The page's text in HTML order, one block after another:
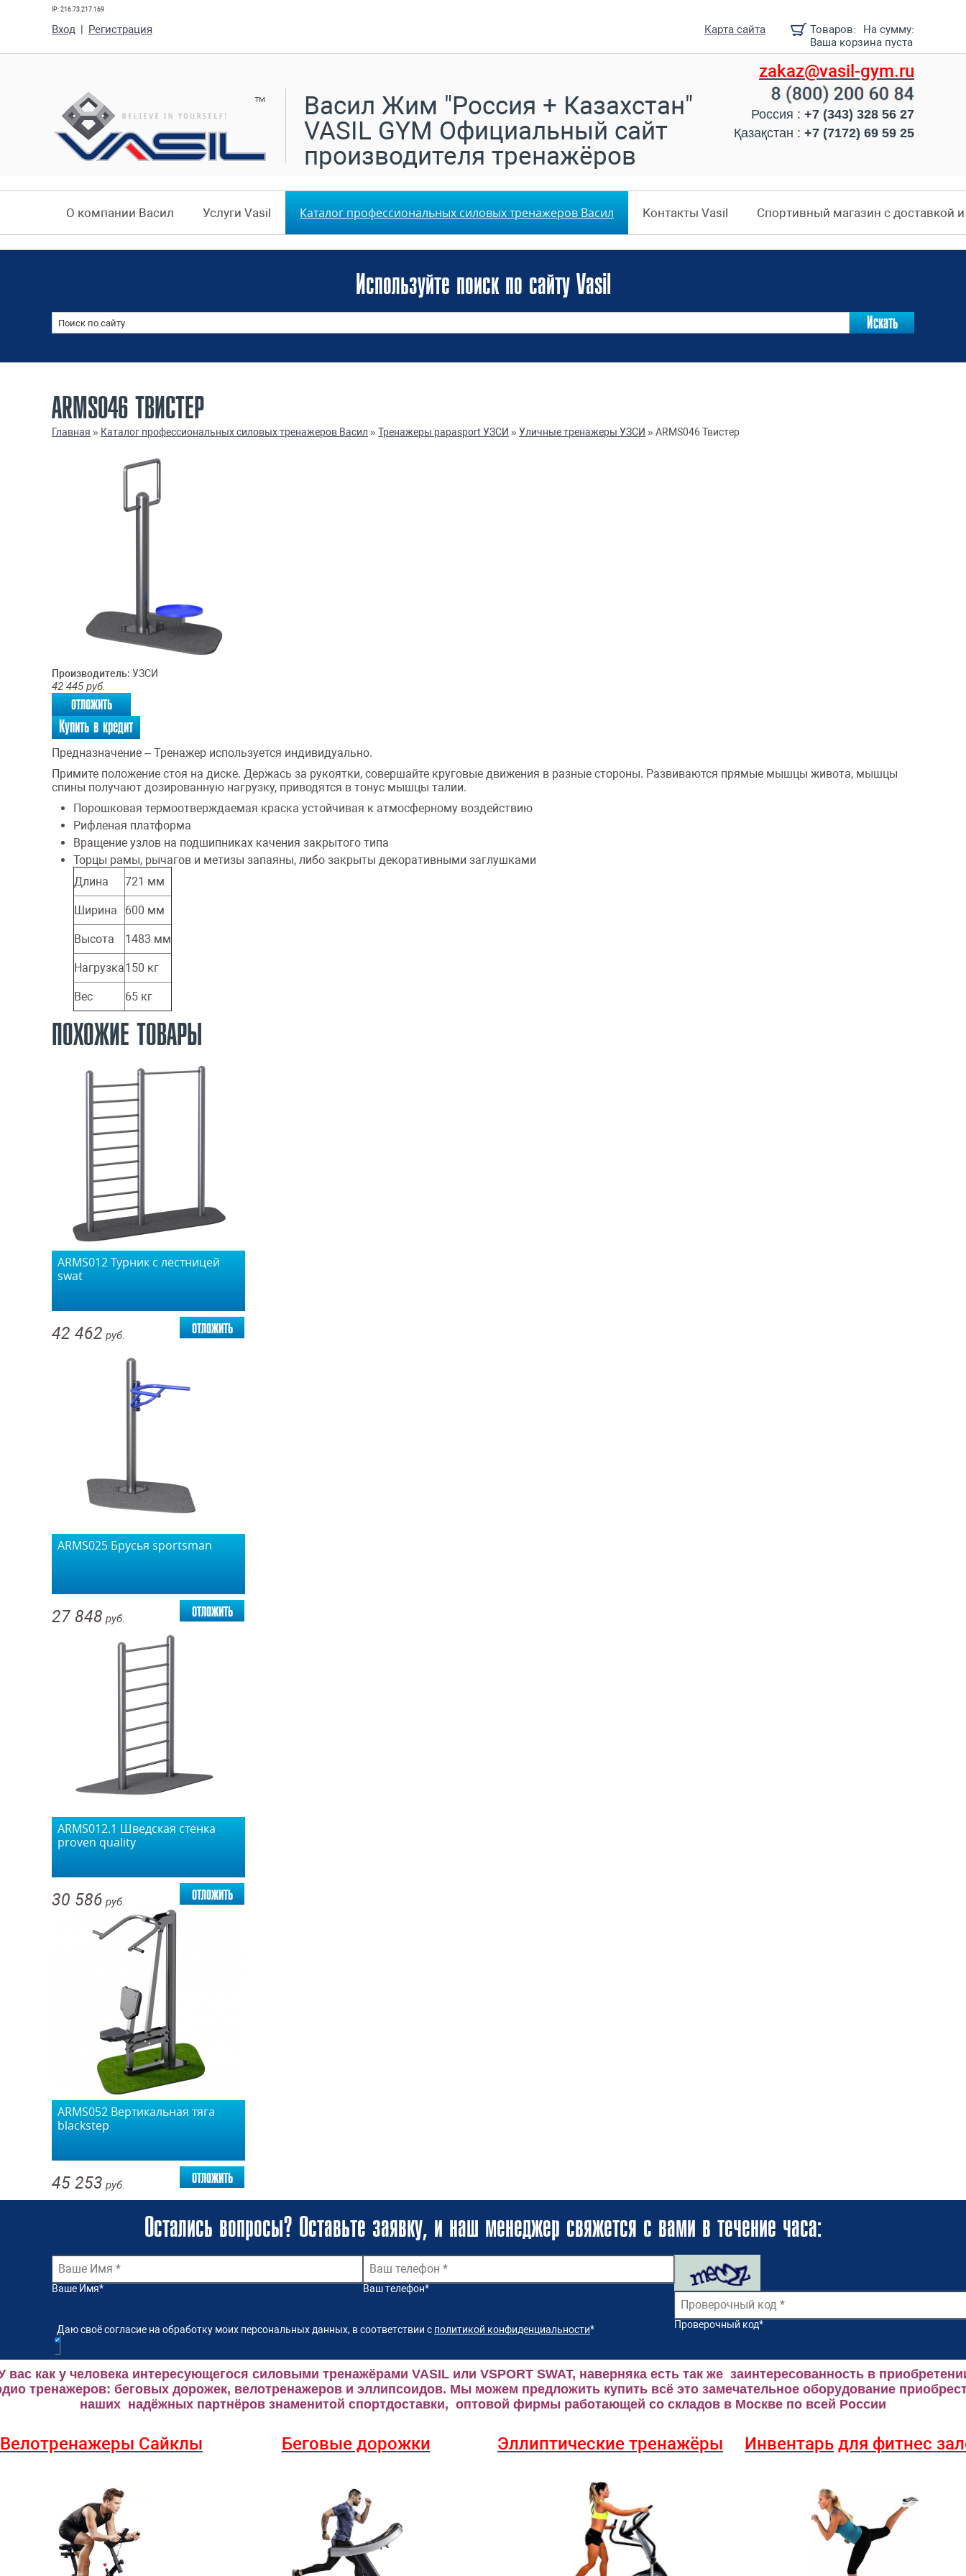
IP: 216.73.217.169
Товаров:
На сумму:
Ваша корзина пуста
Карта сайта
Вход | Регистрация
zakaz@vasil-gym.ru
Россия : +7 (343) 328 56 27
Қазақстан : +7 (7172) 69 59 25
Васил Жим "Россия + Казахстан"
VASIL GYM Официальный сайт
производителя тренажёров
О компании Васил Услуги Vasil Каталог профессиональных силовых тренажеров Васил Контакты Vasil Спортивный магазин с доставкой
Используйте поиск по сайту Vasil
ARMS046 ТВИСТЕР
Главная » Каталог профессиональных силовых тренажеров Васил »Тренажеры papasport УЗСИ »Уличные тренажеры УЗСИ »ARMS046 Твистер
Производитель: УЗСИ
42 445 руб.
отложить
Купить в кредит
Предназначение – Тренажер используется индивидуально.
Примите положение стоя на диске. Держась за рукоятки, совершайте круговые движения в разные стороны. Развиваются прямые мышцы живота, мышцы
спины получают дозированную нагрузку, приводятся в тонус мышцы талии.
Порошковая термоотверждаемая краска устойчивая к атмосферному воздействию
Рифленая платформа
Вращение узлов на подшипниках качения закрытого типа
Торцы рамы, рычагов и метизы запаяны, либо закрыты декоративными заглушками
Длина
721 мм
Ширина 600 мм
Высота 1483 мм
Нагрузка150 кг
Вес 65 кг
ПОХОЖИЕ ТОВАРЫ
ARMS012 Турник с лестницей
swat
42 462 руб. отложить
ARMS025 Брусья sportsman
27 848 руб. отложить
ARMS012.1 Шведская стенка
proven quality
30 586 руб. отложить
ARMS052 Вертикальная тяга
blackstep
45 253 руб. отложить
Остались вопросы? Оставьте заявку, и наш менеджер свяжется с вами в течение часа:
Ваше Имя* Ваш телефон*
Даю своё согласие на обработку моих персональных данных, в соответствии с политикой конфиденциальности* Проверочный код*
вас как у человека интересующегося силовыми тренажёрами VASIL или VSPORT SWAT, наверняка есть так же заинтересованность в
тренажеров: беговых дорожек, велотренажеров и эллипсоидов. Мы можем предложить купить всё это замечательное оборудование
наших надёжных партнёров знаменитой спортдоставки, оптовой фирмы работающей со складов в Москве по всей России
Велотренажеры Сайклы Беговые дорожки Эллиптические тренажёры Инвентарь для фитнес